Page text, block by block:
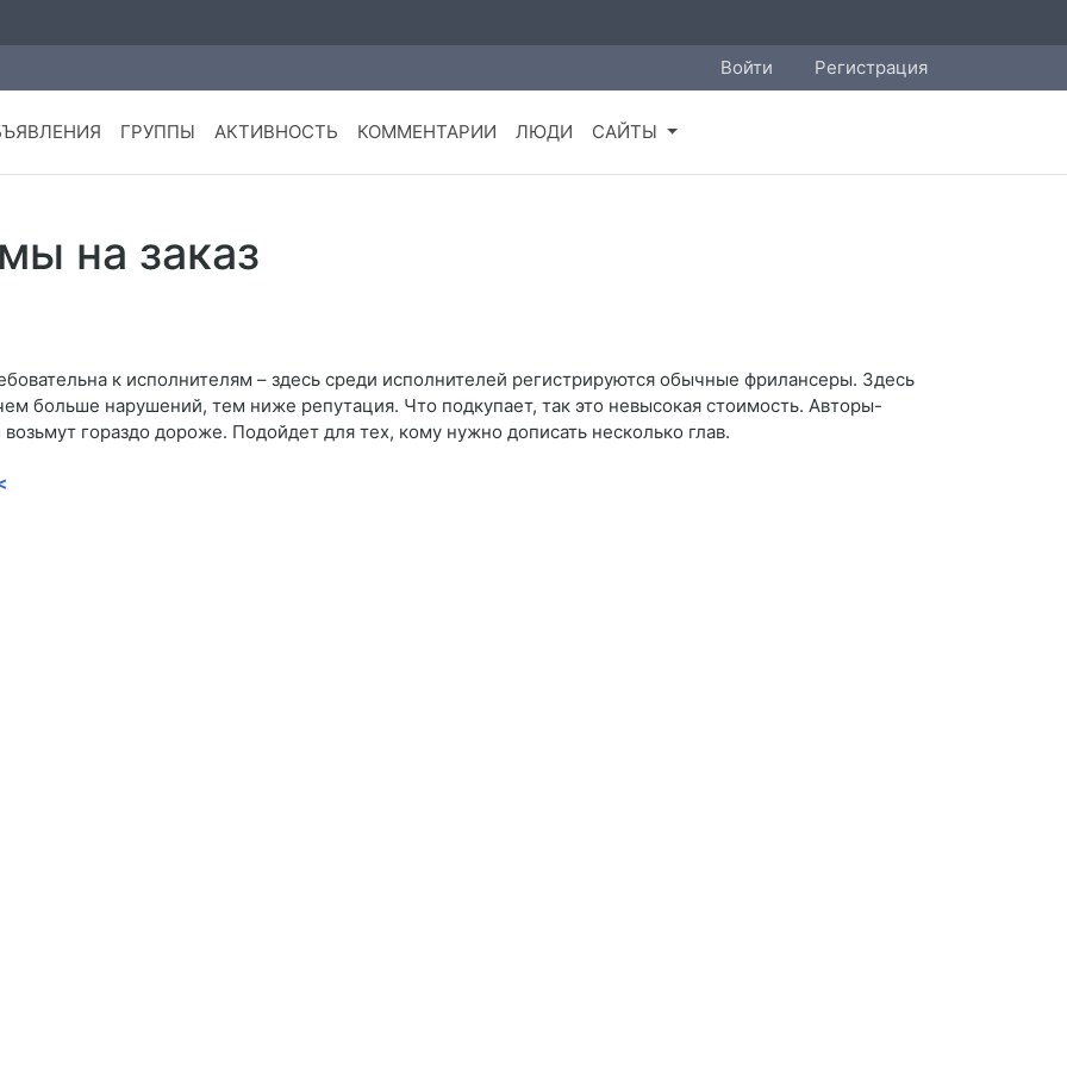
Войти Регистрация
ГРУППЫ АКТИВНОСТЬ КОММЕНТАРИИ ЛЮДИ САЙТЫ
на заказ
к исполнителям – здесь среди исполнителей регистрируются обычные фрилансеры. Здесь
больше нарушений, тем ниже репутация. Что подкупает, так это невысокая стоимость. Авторы-
гораздо дороже. Подойдет для тех, кому нужно дописать несколько глав.